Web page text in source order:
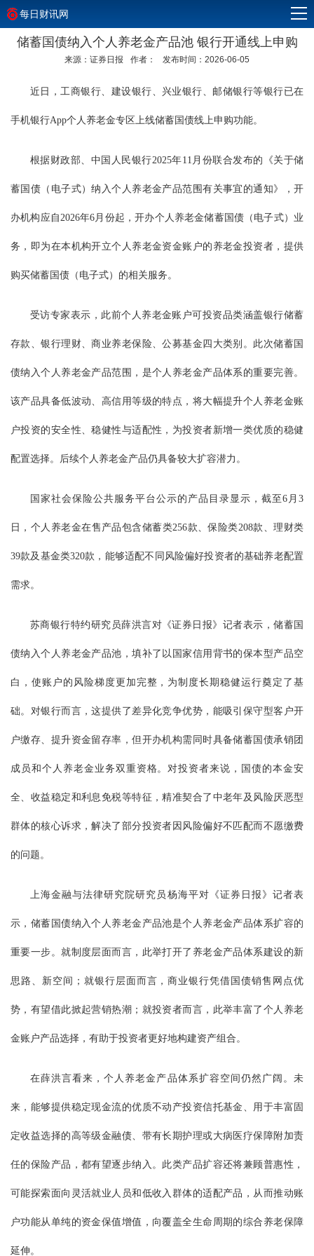
每日财讯网
储蓄国债纳入个人养老金产品池 银行开通线上申购
来源：证券日报 作者： 发布时间：2026-06-05
近日，工商银行、建设银行、兴业银行、邮储银行等银行已在
手机银行App个人养老金专区上线储蓄国债线上申购功能。
根据财政部、中国人民银行2025年11月份联合发布的《关于储
蓄国债（电子式）纳入个人养老金产品范围有关事宜的通知》，开
办机构应自2026年6月份起，开办个人养老金储蓄国债（电子式）业
务，即为在本机构开立个人养老金资金账户的养老金投资者，提供
购买储蓄国债（电子式）的相关服务。
受访专家表示，此前个人养老金账户可投资品类涵盖银行储蓄
存款、银行理财、商业养老保险、公募基金四大类别。此次储蓄国
债纳入个人养老金产品范围，是个人养老金产品体系的重要完善。
该产品具备低波动、高信用等级的特点，将大幅提升个人养老金账
户投资的安全性、稳健性与适配性，为投资者新增一类优质的稳健
配置选择。后续个人养老金产品仍具备较大扩容潜力。
国家社会保险公共服务平台公示的产品目录显示，截至6月3
日，个人养老金在售产品包含储蓄类256款、保险类208款、理财类
39款及基金类320款，能够适配不同风险偏好投资者的基础养老配置
需求。
苏商银行特约研究员薛洪言对《证券日报》记者表示，储蓄国
债纳入个人养老金产品池，填补了以国家信用背书的保本型产品空
白，使账户的风险梯度更加完整，为制度长期稳健运行奠定了基
础。对银行而言，这提供了差异化竞争优势，能吸引保守型客户开
户缴存、提升资金留存率，但开办机构需同时具备储蓄国债承销团
成员和个人养老金业务双重资格。对投资者来说，国债的本金安
全、收益稳定和利息免税等特征，精准契合了中老年及风险厌恶型
群体的核心诉求，解决了部分投资者因风险偏好不匹配而不愿缴费
的问题。
上海金融与法律研究院研究员杨海平对《证券日报》记者表
示，储蓄国债纳入个人养老金产品池是个人养老金产品体系扩容的
重要一步。就制度层面而言，此举打开了养老金产品体系建设的新
思路、新空间；就银行层面而言，商业银行凭借国债销售网点优
势，有望借此掀起营销热潮；就投资者而言，此举丰富了个人养老
金账户产品选择，有助于投资者更好地构建资产组合。
在薛洪言看来，个人养老金产品体系扩容空间仍然广阔。未
来，能够提供稳定现金流的优质不动产投资信托基金、用于丰富固
定收益选择的高等级金融债、带有长期护理或大病医疗保障附加责
任的保险产品，都有望逐步纳入。此类产品扩容还将兼顾普惠性，
可能探索面向灵活就业人员和低收入群体的适配产品，从而推动账
户功能从单纯的资金保值增值，向覆盖全生命周期的综合养老保障
延伸。